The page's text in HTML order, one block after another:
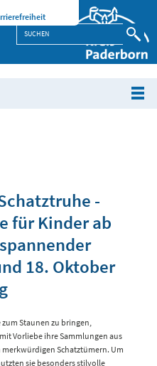
-
für Kinder ab
18. Oktober
zum Staunen zu bringen,
Vorliebe ihre Sammlungen aus
Schatztümern. Um
sie besonders stilvolle